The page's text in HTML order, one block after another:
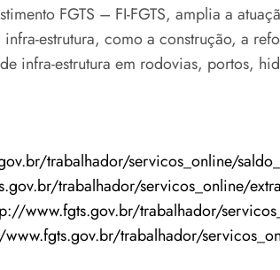
FGTS – FI-FGTS, amplia a
estrutura, como a construção, a
infra-estrutura em rodovias, portos,
trabalhador/servicos_online/
trabalhador/servicos_online/
www.fgts.gov.br/trabalhador/
trabalhador/